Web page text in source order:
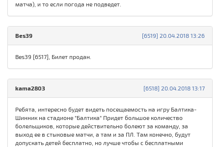
матча), и то если погода не подведет.
[6519] 20.04.2018 13:26
Bes39
Bes39 [6517], Билет продан.
[6518] 20.04.2018 13:17
kama2803
Ребята, интересно будет видеть посещаемость на игру Балтика-
Шинник на стадионе "Балтика" Придет большое количество
болельщиков, которые действительно болеют за команду, за
выход ее в стыковые матчи, а там и за ПЛ. Там конечно, будут
допускать детей бесплатно, но лучше чтобы с бесплатными